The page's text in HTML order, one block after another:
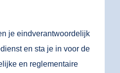
je eindverantwoordelijk
en sta je in voor de
en reglementaire